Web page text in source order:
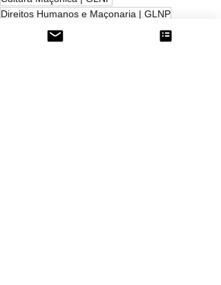
Direitos Humanos e Maçonaria | GLNP
CelebraçãoDemocracia
Conhecimento
Dignidade Humana
Civilidade